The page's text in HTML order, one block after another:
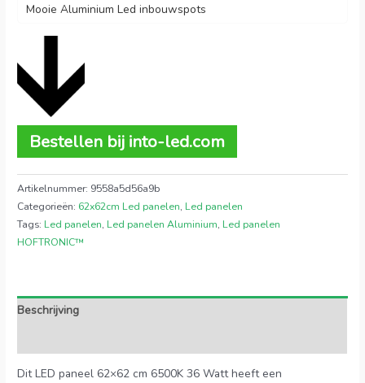
Mooie Aluminium Led inbouwspots
Bestellen bij into-led.com
Artikelnummer: 9558a5d56a9b
Categorieën: 62x62cm Led panelen, Led panelen
Tags: Led panelen, Led panelen Aluminium, Led panelen
HOFTRONIC™
Beschrijving
Dit LED paneel 62×62 cm 6500K 36 Watt heeft een